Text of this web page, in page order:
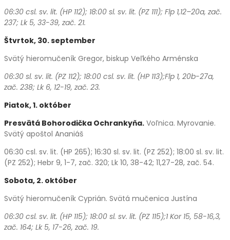
06:30 csl. sv. lit. (HP 112); 18:00 sl. sv. lit. (PZ 111); Flp 1,12–20a, zač.
237; Lk 5, 33-39, zač. 21.
Štvrtok, 30. september
Svätý hieromučeník Gregor, biskup Veľkého Arménska
06:30 sl. sv. lit. (PZ 112); 18:00 csl. sv. lit. (HP 113);Flp 1, 20b-27a,
zač. 238; Lk 6, 12-19, zač. 23.
Piatok, 1. október
Presvätá Bohorodička Ochrankyňa. Voľnica. Myrovanie.
Svätý apoštol Ananiáš
06:30 csl. sv. lit. (HP 265); 16:30 sl. sv. lit. (PZ 252); 18:00 sl. sv. lit.
(PZ 252); Hebr 9, 1-7, zač. 320; Lk 10, 38-42; 11,27-28, zač. 54.
Sobota, 2. október
Svätý hieromučeník Cyprián. Svätá mučenica Justína
06:30 csl. sv. lit. (HP 115); 18:00 sl. sv. lit. (PZ 115);1 Kor15, 58-16,3,
zač. 164; Lk 5, 17-26, zač. 19.